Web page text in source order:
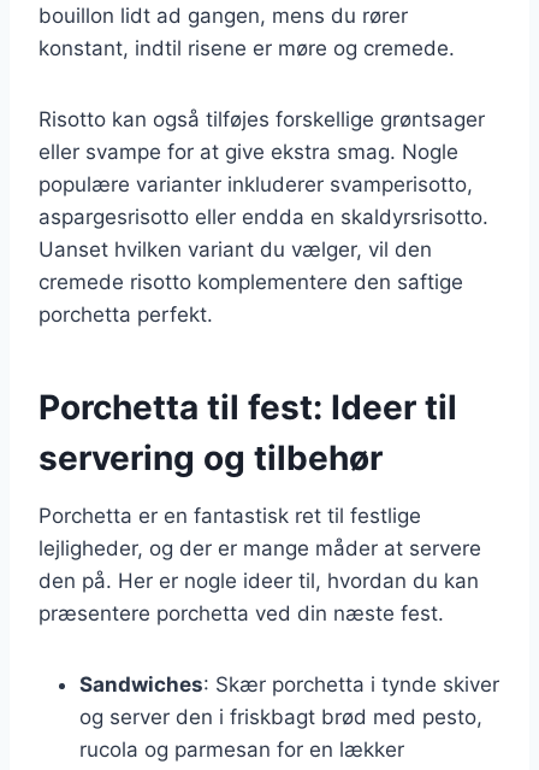
bouillon lidt ad gangen, mens du rører
konstant, indtil risene er møre og cremede.
Risotto kan også tilføjes forskellige grøntsager
eller svampe for at give ekstra smag. Nogle
populære varianter inkluderer svamperisotto,
aspargesrisotto eller endda en skaldyrsrisotto.
Uanset hvilken variant du vælger, vil den
cremede risotto komplementere den saftige
porchetta perfekt.
Porchetta til fest: Ideer til
servering og tilbehør
Porchetta er en fantastisk ret til festlige
lejligheder, og der er mange måder at servere
den på. Her er nogle ideer til, hvordan du kan
præsentere porchetta ved din næste fest.
Sandwiches: Skær porchetta i tynde skiver
og server den i friskbagt brød med pesto,
rucola og parmesan for en lækker